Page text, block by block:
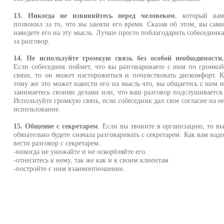
13. Никогда не извиняйтесь перед человеком , который вам
позвонил за то, что вы заняли его время. Сказав об этом, вы сами
наведете его на эту мысль. Лучше просто поблагодарить собеседника
за разговор.
14. Не используйте громкую связь без особой необходимости.
Если собеседник поймет, что вы разговариваете с ним по громкой
связи, то он может насторожиться и почувствовать дискомфорт. К
тому же это может навести его на мысль что, вы общаетесь с ним и
занимаетесь своими делами или, что ваш разговор подслушивается.
Используйте громкую связь, если собеседник дал свое согласие на ее
использование.
15. Общение с секретарем . Если вы звоните в организацию, то вы
обязательно будете сначала разговаривать с секретарем. Как вам надо
вести разговор с секретарем:
-никогда не унижайте и не оскорбляйте его.
-отнеситесь к нему, так же как и к своим клиентам
-постройте с ним взаимоотношение.